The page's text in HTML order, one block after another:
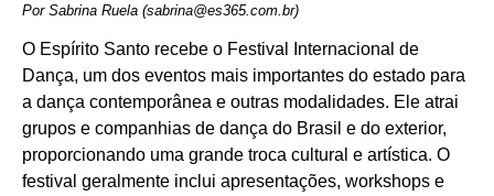
Por Sabrina Ruela (sabrina@es365.com.br)
O Espírito Santo recebe o Festival Internacional de
Dança, um dos eventos mais importantes do estado para
a dança contemporânea e outras modalidades. Ele atrai
grupos e companhias de dança do Brasil e do exterior,
proporcionando uma grande troca cultural e artística. O
festival geralmente inclui apresentações, workshops e